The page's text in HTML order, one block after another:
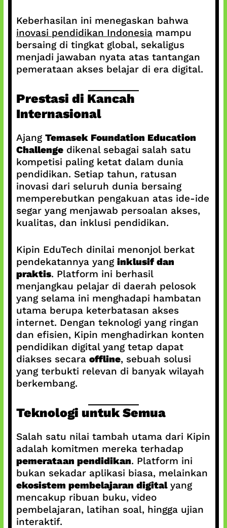
Keberhasilan ini menegaskan bahwa
inovasi pendidikan Indonesiamampu
bersaing di tingkat global, sekaligus
menjadi jawaban nyata atas tantangan
pemerataan akses belajar di era digital.
Prestasi di Kancah
Internasional
Ajang Temasek Foundation Education
Challengedikenal sebagai salah satu
kompetisi paling ketat dalam dunia
pendidikan. Setiap tahun, ratusan
inovasi dari seluruh dunia bersaing
memperebutkan pengakuan atas ide-ide
segar yang menjawab persoalan akses,
kualitas, dan inklusi pendidikan.
Kipin EduTech dinilai menonjol berkat
pendekatannya yang inklusif dan
praktis. Platform ini berhasil
menjangkau pelajar di daerah pelosok
yang selama ini menghadapi hambatan
utama berupa keterbatasan akses
internet. Dengan teknologi yang ringan
dan efisien, Kipin menghadirkan konten
pendidikan digital yang tetap dapat
diakses secara offline, sebuah solusi
yang terbukti relevan di banyak wilayah
berkembang.
Teknologi untuk Semua
Salah satu nilai tambah utama dari Kipin
adalah komitmen mereka terhadap
pemerataan pendidikan. Platform ini
bukan sekadar aplikasi biasa, melainkan
ekosistem pembelajaran digitalyang
mencakup ribuan buku, video
pembelajaran, latihan soal, hingga ujian
interaktif.